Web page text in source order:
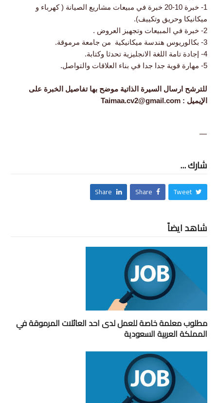
1- خبرة 10-20 خبرة في مبيعات مشاريع الصيانة ( كهرباء و
ميكانيكا وحريق وتكييف).
2- خبرة في المبيعات وتجهيز العروض .
3- بكالوريوس هندسة ميكانيكية من جامعة مرموقة.
4- إجادة تامة اللغة الانجليزية تحدثا وكتابة.
5- مهارة قوية جدا جدا في بناء العلاقات والتواصل.
للترشح ارسال السيرة الذاتية موضح بها تفاصيل الخبرة على
الإيميل : Taimaa.cv2@gmail.com
—
شارك ...
Tweet
Share
Share
شاهد ايضاً
مطلوب معلمة خاصة للعمل لدى احد العائلات المرموقة في
المملكة العربية السعودية